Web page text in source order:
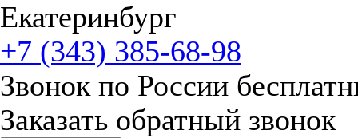
Екатеринбург
+7 (343) 385-68-98
Звонок по России
Заказать обратный звонок